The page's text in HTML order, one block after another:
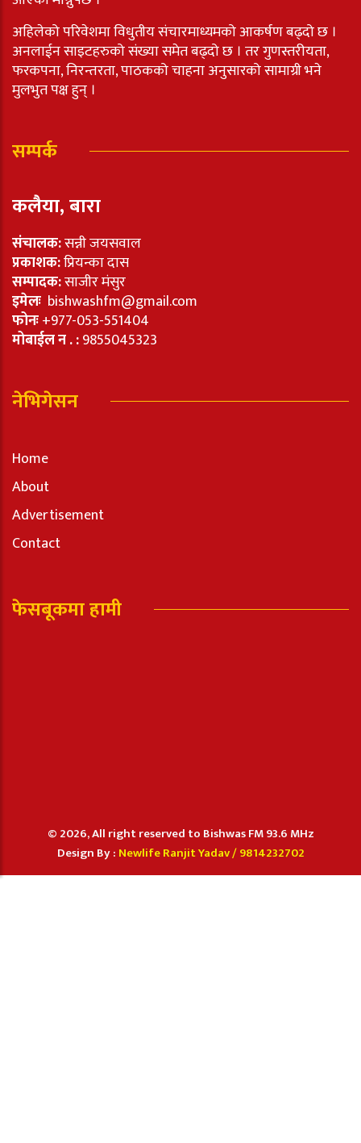
अहिलेको परिवेशमा विधुतीय संचारमाध्यमको आकर्षण बढ्दो छ ।
अनलाईन साइटहरुको संख्या समेत बढ्दो छ । तर गुणस्तरीयता,
फरकपना, निरन्तरता, पाठकको चाहना अनुसारको सामाग्री भने
मुलभुत पक्ष हुन् ।
सम्पर्क
कलैया, बारा
संचालक:सन्नी जयसवाल
प्रकाशक:प्रियन्का दास
सम्पादक:साजीर मंसुर
इमेलः bishwashfm@gmail.com
फोनः+977-053-551404
मोबाईल न . :9855045323
नेभिगेसन
Home
About
Advertisement
Contact
फेसबूकमा हामी
© 2026, All right reserved to Bishwas FM 93.6 MHz
Design By : Newlife Ranjit Yadav /9814232702